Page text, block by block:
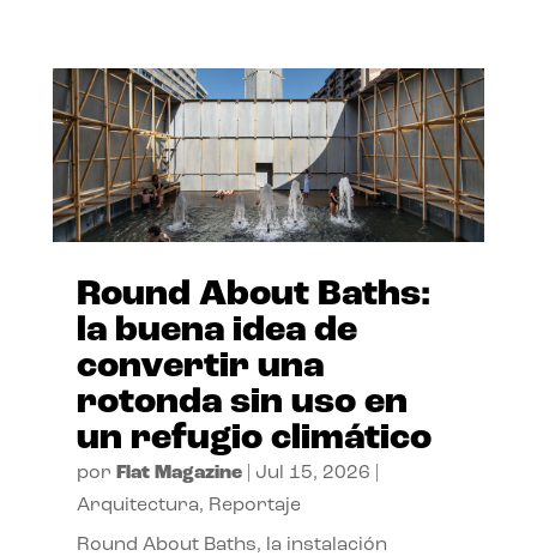
Round About Baths:
la buena idea de
convertir una
rotonda sin uso en
un refugio climático
por Flat Magazine| Jul 15, 2026
Arquitectura, Reportaje
Round About Baths, la instalación